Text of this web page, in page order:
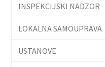
INSPEKCIJSKI NADZOR
LOKALNA SAMOUPRAVA
USTANOVE